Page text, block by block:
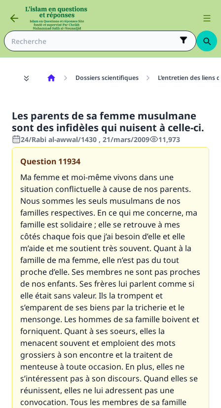
Dossiers scientifiques L’entretien des liens
Les parents de sa femme musulmane
sont des infidèles qui nuisent à celle-ci.
24/Rabi al-awwal/1430 , 21/mars/2009 11,973
Question 11934
Ma femme et moi-même vivons dans une
situation conflictuelle à cause de nos parents.
Nous sommes les seuls musulmans de nos
familles respectives. En ce qui me concerne, ma
famille est solidaire ; elle se retrouve à mes
côtés chaque fois que j’ai besoin d’elle et elle
m’aide et me soutient très souvent. Quant à la
famille de ma femme, elle n’est pas du tout
proche d’elle. Ses membres ne sont pas proches
de nos enfants. Ses frères lui parlent comme si
elle était sans valeur. Ils la trompent et
s’emparent de ses biens par la tricherie et le
mensonge. Les hommes de sa famille boivent et
forniquent. Quant à ses soeurs, elles la
menacent souvent et emploient des mots
grossiers à son encontre et la traitent de
menteuse à toute occasion. En plus, elles ne
s’intéressent pas à son discours. Quand elles se
réunissent, elles ne lui adressent pas une
convocation. Tous les membres de sa famille